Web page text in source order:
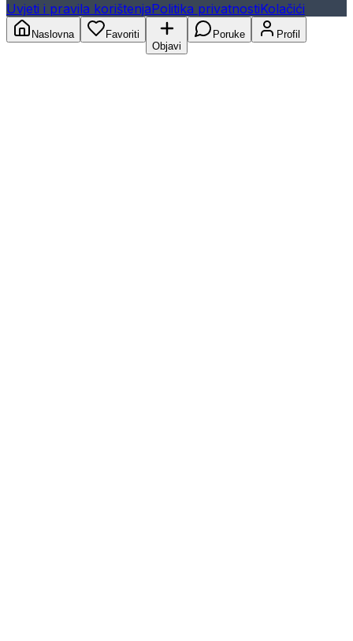
Uvjeti i pravila korištenjaPolitika privatnostiKolačići
Naslovna
Favoriti
Objavi
Poruke Profil